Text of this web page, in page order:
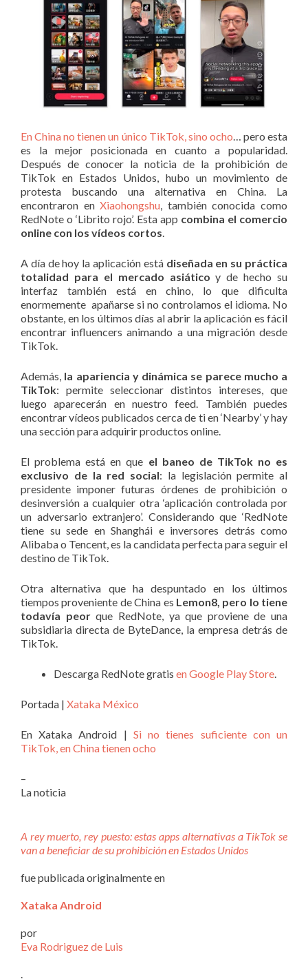
En China no tienen un único TikTok, sino ocho … pero esta
es la mejor posicionada en cuanto a popularidad.
Después de conocer la noticia de la prohibición de
TikTok en Estados Unidos, hubo un movimiento de
protesta buscando una alternativa en China. La
encontraron enXiaohongshu , también conocida como
RedNote o ‘Librito rojo’. Esta app combina el comercio
online con los vídeos cortos
A día de hoy la aplicación está diseñada en su práctica
totalidad para el mercado asiático y de hecho su
interfaz también está en chino, lo que dificulta
enormemente apañarse si no controlamos el idioma. No
obstante, en los últimos días al abrir la aplicación es fácil
encontrar influencers animando a una migración desde
TikTok.
Además, la apariencia y dinámica se parece mucho a
TikTok: permite seleccionar distintos intereses, que
luego aparecerán en nuestro feed. También puedes
encontrar vídeos publicados cerca de ti en ‘Nearby’ y hay
una sección para adquirir productos online.
El problema está en que el baneo de TikTok no es
exclusivo de la red social: la legislación permite al
presidente imponer futuras órdenes de prohibición o
desinversión a cualquier otra ‘aplicación controlada por
un adversario extranjero’. Considerando que ‘RedNote
tiene su sede en Shanghái e inversores detrás como
Alibaba o Tencent, es la candidata perfecta para seguir el
destino de TikTok.
Otra alternativa que ha despuntado en los últimos
tiempos proveniente de China es Lemon8, pero lo tiene
todavía peorque RedNote, ya que proviene de una
subsidiaria directa de ByteDance, la empresa detrás de
TikTok.
Descarga RedNote gratis en Google Play Store
Portada | Xataka México
En Xataka Android | Si no tienes suficiente con un
TikTok, en China tienen ocho
–
La noticia
A rey muerto, rey puesto: estas apps alternativas a TikTok se
van a beneficiar de su prohibición en Estados Unidos
fue publicada originalmente en
Xataka Android
por
Eva Rodriguez de Luis